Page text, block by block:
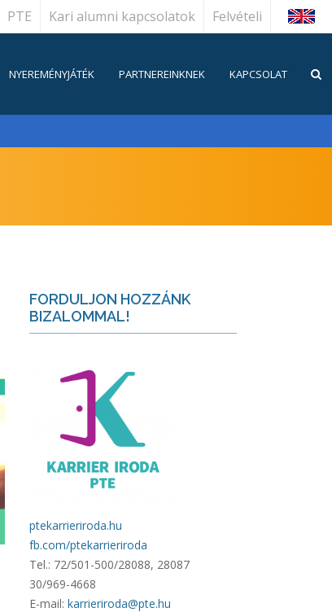
PTE Kari alumni kapcsolatok Felvételi English
NYEREMÉNYJÁTÉK PARTNEREINKNEK KAPCSOLAT
FORDULJON HOZZÁNK
BIZALOMMAL!
ptekarrieriroda.hu
fb.com/ptekarrieriroda
Tel.: 72/501-500/28088, 28087
30/969-4668
E-mail: karrieriroda@pte.hu